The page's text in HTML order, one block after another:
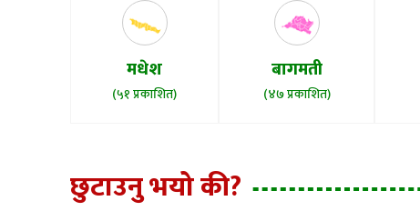
मधेश
(५१ प्रकाशित)
बागमती
(४७ प्रकाशित)
छुटाउनु भयो की?